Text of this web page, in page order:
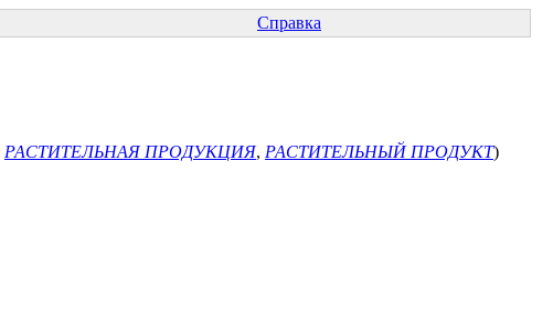
Справка
РАСТИТЕЛЬНАЯ ПРОДУКЦИЯ, РАСТИТЕЛЬНЫЙ ПРОДУКТ)